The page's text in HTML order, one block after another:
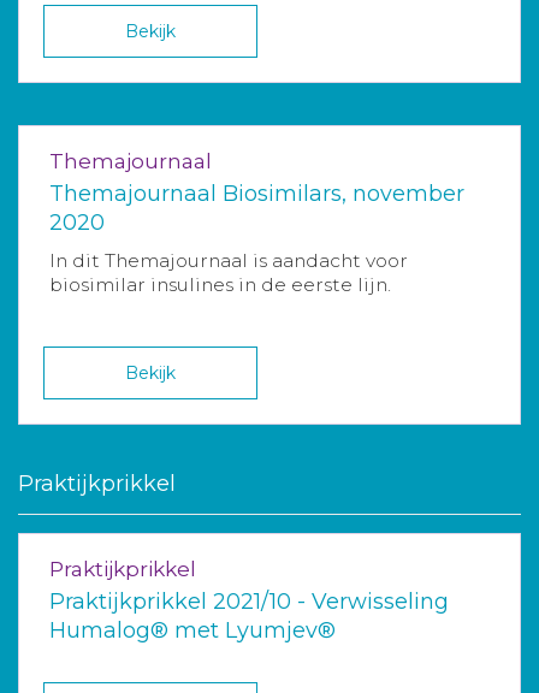
Bekijk
Themajournaal
Themajournaal Biosimilars, november
2020
In dit Themajournaal is aandacht voor
biosimilar insulines in de eerste lijn.
Bekijk
Praktijkprikkel
Praktijkprikkel
Praktijkprikkel 2021/10 - Verwisseling
Humalog® met Lyumjev®